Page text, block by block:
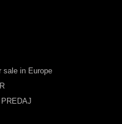
sale in Europe